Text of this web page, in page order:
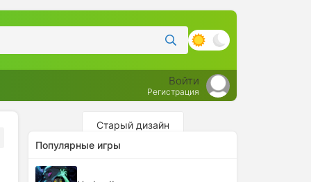
Войти
Регистрация
Старый дизайн
Популярные игры